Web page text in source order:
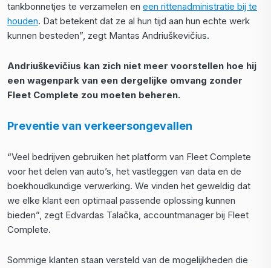
tankbonnetjes te verzamelen en een rittenadministratie bij te
houden. Dat betekent dat ze al hun tijd aan hun echte werk
kunnen besteden”, zegt Mantas Andriuškevičius.
Andriuškevičius kan zich niet meer voorstellen hoe hij
een wagenpark van een dergelijke omvang zonder
Fleet Complete zou moeten beheren.
Preventie van verkeersongevallen
“Veel bedrijven gebruiken het platform van Fleet Complete
voor het delen van auto’s, het vastleggen van data en de
boekhoudkundige verwerking. We vinden het geweldig dat
we elke klant een optimaal passende oplossing kunnen
bieden”, zegt Edvardas Talačka, accountmanager bij Fleet
Complete.
Sommige klanten staan versteld van de mogelijkheden die